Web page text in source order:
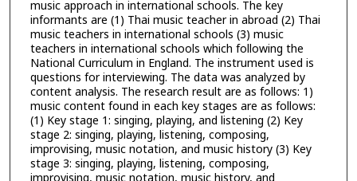
music approach in international schools. The key
informants are (1) Thai music teacher in abroad (2) Thai
music teachers in international schools (3) music
teachers in international schools which following the
National Curriculum in England. The instrument used is
questions for interviewing. The data was analyzed by
content analysis. The research result are as follows: 1)
music content found in each key stages are as follows:
(1) Key stage 1: singing, playing, and listening (2) Key
stage 2: singing, playing, listening, composing,
improvising, music notation, and music history (3) Key
stage 3: singing, playing, listening, composing,